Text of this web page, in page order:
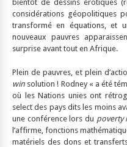
bientôt de dessins érotiques
considérations géopolitiques
transformé en équations, et
nouveaux pauvres
surprise avant tout en Afrique.
Plein de pauvres, et plein
win solution ! Rodney « a été
où les Nations unies ont
select des pays dits les moins
une conférence lors du poverty
l’affirme, fonctions
matériels des dons et